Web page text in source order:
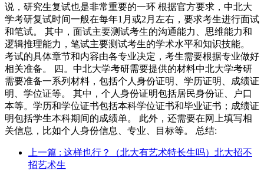
说，研究生复试也是非常重要的一环 根据官方要求，中北大
学考研复试时间一般在每年1月或2月左右，要求考生进行面试
和笔试。 其中，面试主要测试考生的沟通能力、思维能力和
逻辑推理能力，笔试主要测试考生的学术水平和知识技能。
考试的具体章节和内容由各专业决定，考生需要根据专业做好
相关准备。 四。中北大学考研需要提供的材料中北大学考研
需要准备一系列材料，包括个人身份证明、学历证明、成绩证
明、学位证等。 其中，个人身份证明包括居民身份证、户口
本等。学历和学位证书包括本科学位证书和毕业证书；成绩证
明包括学生本科期间的成绩单。 此外，还需要在网上填写相
关信息，比如个人身份信息、专业、目标等。 总结:
上一篇 : 这样也行？（北大有艺术特长生吗）北大招不
招艺术生